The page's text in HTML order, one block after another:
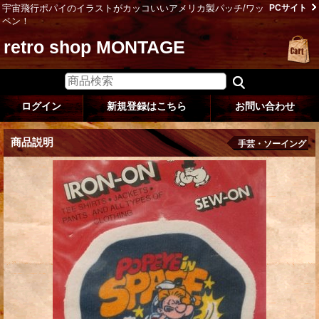
宇宙飛行ポパイのイラストがカッコいいアメリカ製パッチ/ワッ
ペン！
PCサイト
retro shop MONTAGE
ログイン 新規登録はこちら お問い合わせ
商品説明 手芸・ソーイング